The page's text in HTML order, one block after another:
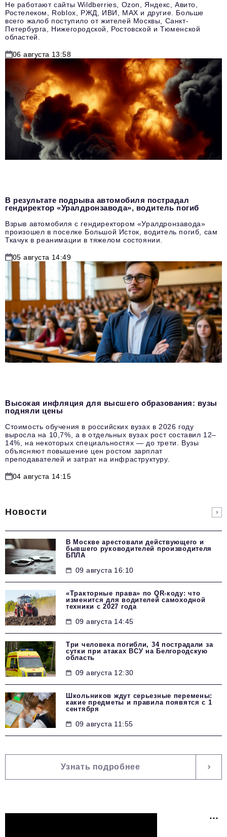
Не работают сайты Wildberries, Ozon, Яндекс, Авито,
Ростелеком, Roblox, РЖД, ИВИ, MAX и другие. Больше
всего жалоб поступило от жителей Москвы, Санкт-
Петербурга, Нижегородской, Ростовской и Тюменской
областей.
06 августа 13:58
В результате подрыва автомобиля пострадал
гендиректор «Уралдронзавода», водитель погиб
Взрыв автомобиля с гендиректором «Уралдронзавода»
произошел в поселке Большой Исток, водитель погиб, сам
Ткачук в реанимации в тяжелом состоянии.
05 августа 14:49
Высокая инфляция для высшего образования: вузы
подняли цены
Стоимость обучения в российских вузах в 2026 году
выросла на 10,7%, а в отдельных вузах рост составил 12–
14%, на некоторых специальностях — до трети. Вузы
объясняют повышение цен ростом зарплат
преподавателей и затрат на инфраструктуру.
04 августа 14:15
Новости
В Москве арестовали действующего и
бывшего руководителей производителя
БПЛА
09 августа 16:10
«Тракторные права» по QR-коду: что
изменится для водителей самоходной
техники с 2027 года
09 августа 14:45
Три человека погибли, 34 пострадали за
сутки при атаках ВСУ на Белгородскую
область
09 августа 12:30
Школьников ждут серьезные перемены:
какие предметы и правила появятся с 1
сентября
09 августа 11:55
Узнать подробнее